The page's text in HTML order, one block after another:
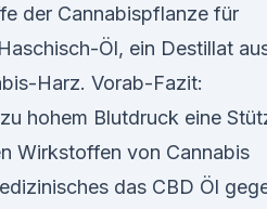
der Cannabispflanze für
Öl, ein Destillat
Harz. Vorab-Fazit:
hohem Blutdruck eine
Wirkstoffen von Cannabis
das CBD Öl